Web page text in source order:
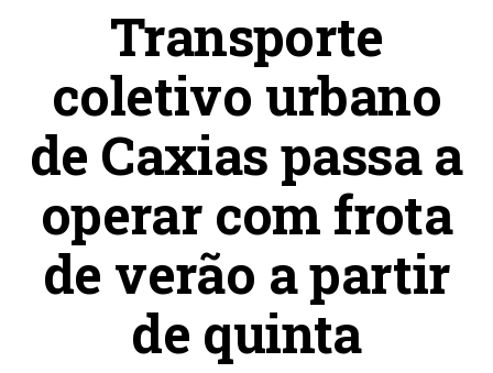
Transporte
coletivo urbano
de Caxias passa a
operar com frota
de verão a partir
de quinta